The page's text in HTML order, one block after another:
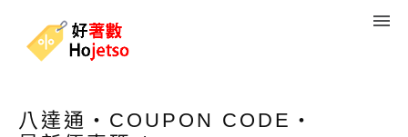
八達通・COUPON CODE・